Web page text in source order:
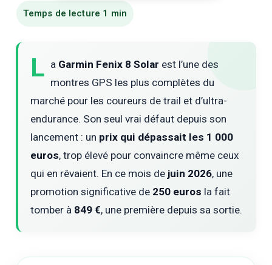
L a Garmin Fenix 8 Solar est l’une des
montres GPS les plus complètes du
marché pour les coureurs de trail et d’ultra-
endurance. Son seul vrai défaut depuis son
lancement : un prix qui dépassait les 1 000
euros, trop élevé pour convaincre même ceux
qui en rêvaient. En ce mois de juin 2026, une
promotion significative de 250 euros la fait
tomber à 849 €, une première depuis sa sortie.